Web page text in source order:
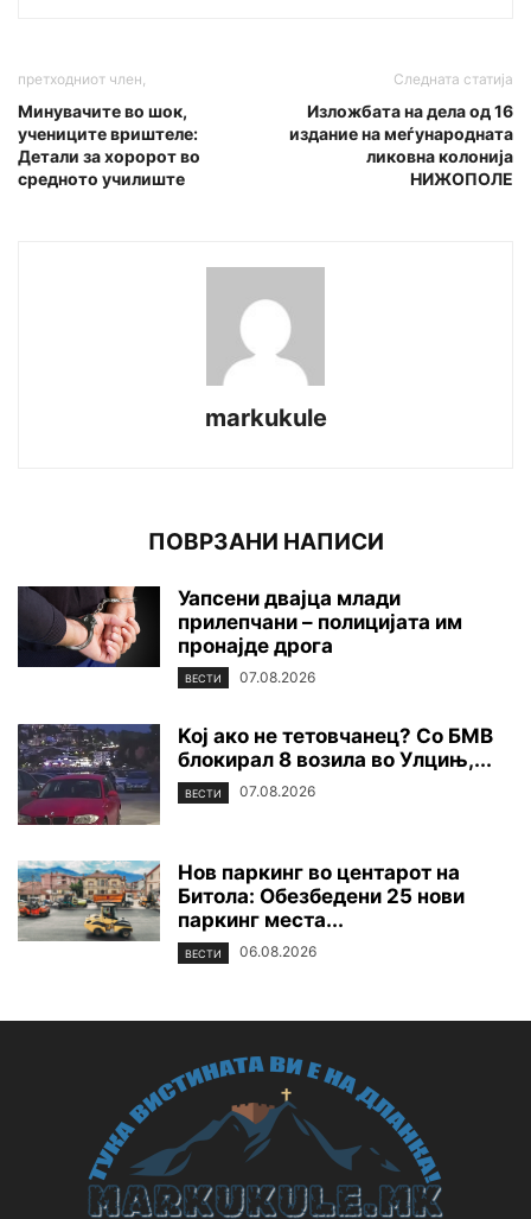
претходниот член,
Минувачите во шок,
учениците вриштеле:
Детали за хоророт во
средното училиште
Следната статија
Изложбата на дела од 16
издание на меѓународната
ликовна колонија
НИЖОПОЛЕ
markukule
ПОВРЗАНИ НАПИСИ
Уапсени двајца млади
прилепчани – полицијата им
пронајде дpoга
ВЕСТИ 07.08.2026
Koj ако не тетовчанец? Со БМВ
блокирал 8 возила во Улцињ,...
ВЕСТИ 07.08.2026
Нов паркинг во центарот на
Битола: Обезбедени 25 нови
паркинг места...
ВЕСТИ 06.08.2026